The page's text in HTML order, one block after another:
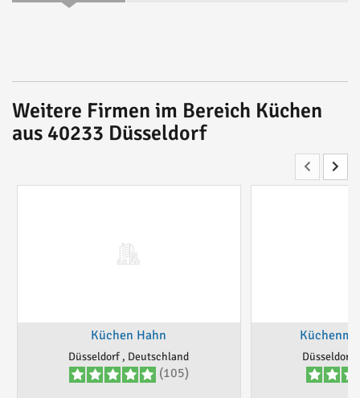
Weitere Firmen im Bereich Küchen
aus 40233 Düsseldorf
Küchen Hahn
Düsseldorf , Deutschland
(105)
Düsseldorf